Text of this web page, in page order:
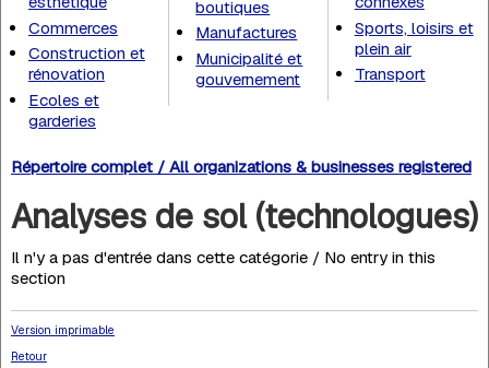
Commerces
Construction et
rénovation
Ecoles et
garderies
boutiques
Manufactures
Municipalité et
gouvernement
Sports, loisirs et
plein air
Transport
Répertoire complet / All organizations & businesses registered
Analyses de sol (technologues)
Il n'y a pas d'entrée dans cette catégorie / No entry in this
section
Version imprimable
Retour